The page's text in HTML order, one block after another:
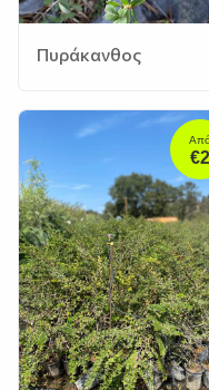
Πυράκανθος
Από
€2